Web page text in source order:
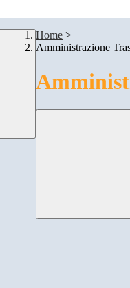
Home >
Amministrazione